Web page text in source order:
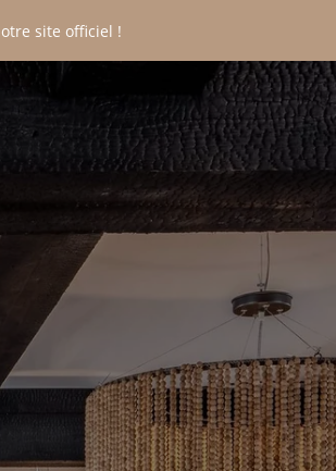
site officiel !
CONTACT
Nom :
Prénom
Téléphone*: